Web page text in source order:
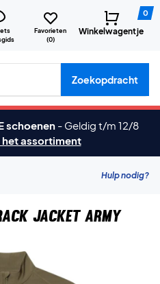
Favorieten
(0)
0
Winkelwagentje
merken etc.
Zoekopdracht
schoenen - Geldig t/m 12/8
het assortiment
Hulp nodig?
Jacket Army